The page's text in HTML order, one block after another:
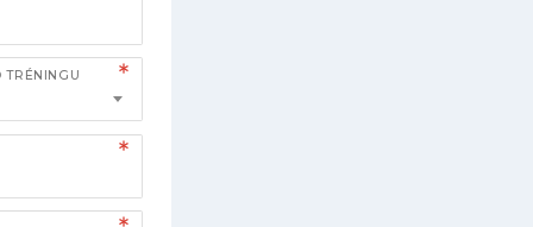
TRÉNINGU